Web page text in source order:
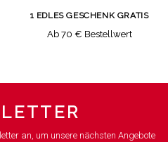
1 EDLES GESCHENK GRATIS
Ab 70 € Bestellwert
an, um unsere nächsten Angebote